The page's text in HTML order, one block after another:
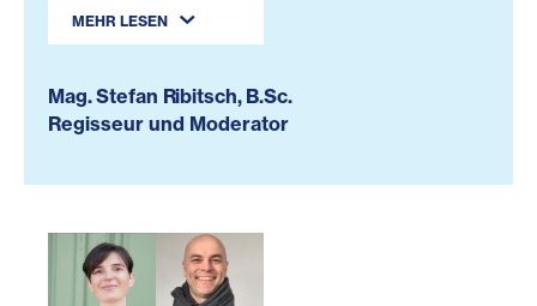
MEHR LESEN
Mag. Stefan Ribitsch, B.Sc.
Regisseur und Moderator